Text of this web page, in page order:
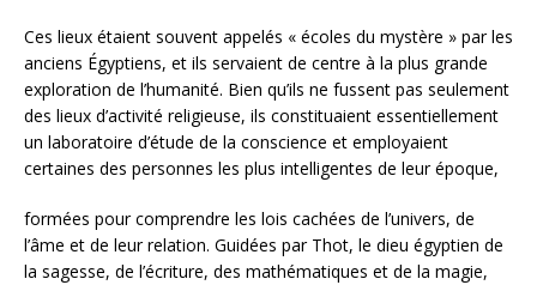
Ces lieux étaient souvent appelés « écoles du mystère » par les
anciens Égyptiens, et ils servaient de centre à la plus grande
exploration de l’humanité. Bien qu’ils ne fussent pas seulement
des lieux d’activité religieuse, ils constituaient essentiellement
un laboratoire d’étude de la conscience et employaient
certaines des personnes les plus intelligentes de leur époque,
formées pour comprendre les lois cachées de l’univers, de
l’âme et de leur relation. Guidées par Thot, le dieu égyptien de
la sagesse, de l’écriture, des mathématiques et de la magie,